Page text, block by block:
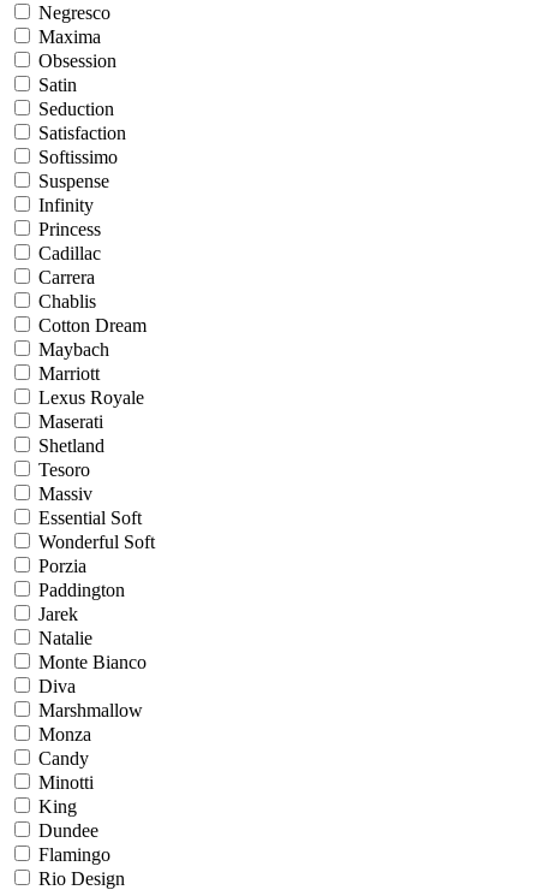
Negresco
Maxima
Obsession
Satin
Seduction
Satisfaction
Softissimo
Suspense
Infinity
Princess
Cadillac
Carrera
Chablis
Cotton Dream
Maybach
Marriott
Lexus Royale
Maserati
Shetland
Tesoro
Massiv
Essential Soft
Wonderful Soft
Porzia
Paddington
Jarek
Natalie
Monte Bianco
Diva
Marshmallow
Monza
Candy
Minotti
King
Dundee
Flamingo
Rio Design